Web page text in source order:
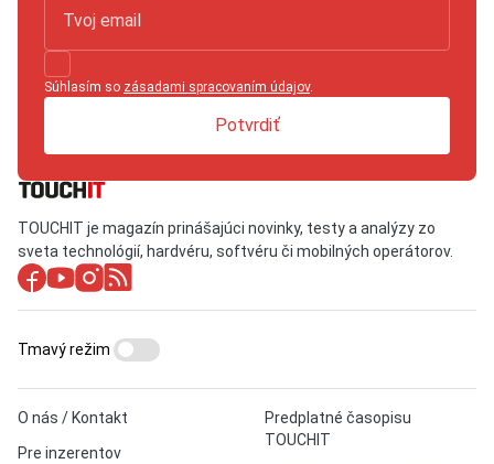
Súhlasím so zásadami spracovaním údajov.
Potvrdiť
TOUCHIT je magazín prinášajúci novinky, testy a analýzy zo
sveta technológií, hardvéru, softvéru či mobilných operátorov.
O nás / Kontakt
Pre inzerentov
Predplatné časopisu
TOUCHIT
Tmavý režim